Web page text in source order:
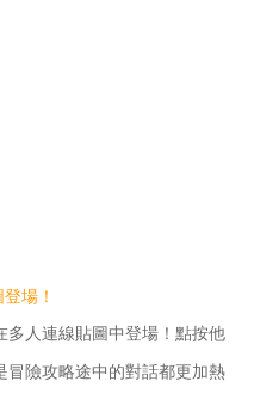
場！
人連線貼圖中登場！點按他
冒險攻略途中的對話都更加熱